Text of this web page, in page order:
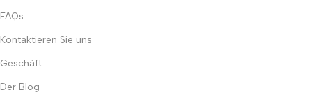
FAQs
Kontaktieren Sie uns
Geschäft
Der Blog